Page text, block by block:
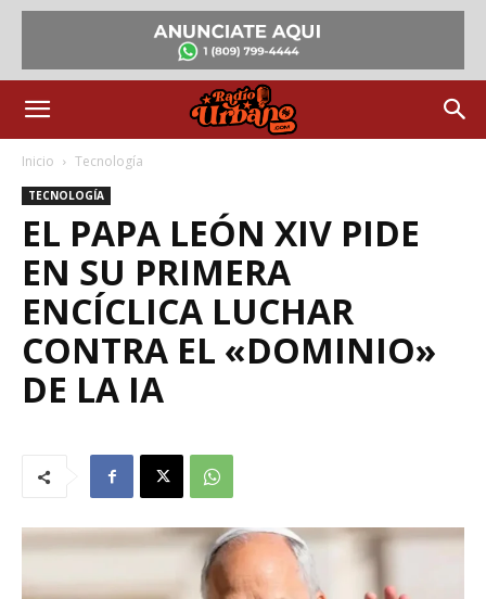
Inicio Tecnología
TECNOLOGÍA
EL PAPA LEÓN XIV PIDE
EN SU PRIMERA
ENCÍCLICA LUCHAR
CONTRA EL «DOMINIO»
DE LA IA